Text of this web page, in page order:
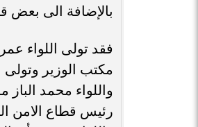
بالإضافة الى بعض
فقد تولى اللواء
مكتب الوزير
واللواء محمد
رئيس قطاع الامن